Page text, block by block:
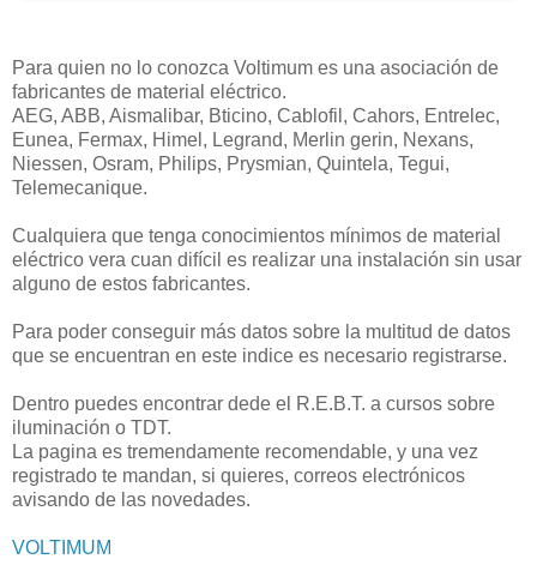
Para quien no lo conozca Voltimum es una asociación de
fabricantes de material eléctrico.
AEG, ABB, Aismalibar, Bticino, Cablofil, Cahors, Entrelec,
Eunea, Fermax, Himel, Legrand, Merlin gerin, Nexans,
Niessen, Osram, Philips, Prysmian, Quintela, Tegui,
Telemecanique.
Cualquiera que tenga conocimientos mínimos de material
eléctrico vera cuan difícil es realizar una instalación sin usar
alguno de estos fabricantes.
Para poder conseguir más datos sobre la multitud de datos
que se encuentran en este indice es necesario registrarse.
Dentro puedes encontrar dede el R.E.B.T. a cursos sobre
iluminación o TDT.
La pagina es tremendamente recomendable, y una vez
registrado te mandan, si quieres, correos electrónicos
avisando de las novedades.
VOLTIMUM